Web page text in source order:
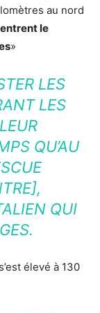
au nord
le
»
LES
LES
QU’AU
QUI
élevé à 130